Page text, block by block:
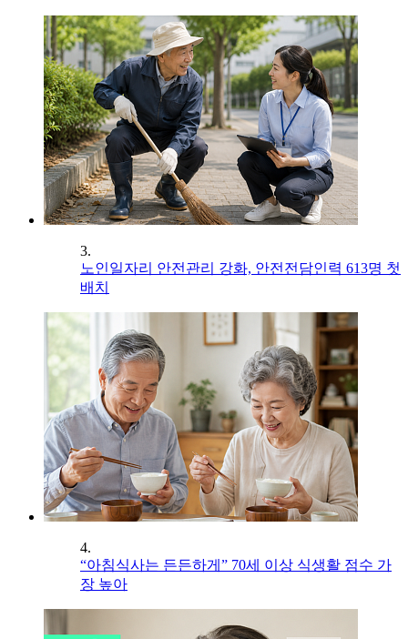
3.
노인일자리 안전관리 강화, 안전전담인력 613명 첫
배치
4.
“아침식사는 든든하게” 70세 이상 식생활 점수 가
장 높아